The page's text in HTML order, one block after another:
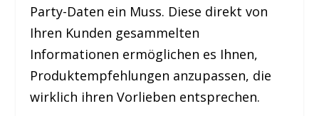
Party-Daten ein Muss. Diese direkt von
Ihren Kunden gesammelten
Informationen ermöglichen es Ihnen,
Produktempfehlungen anzupassen, die
wirklich ihren Vorlieben entsprechen.